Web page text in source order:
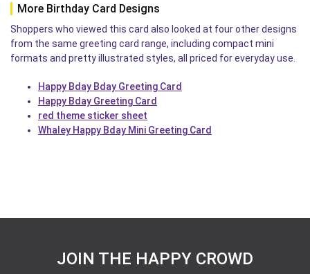
More Birthday Card Designs
Shoppers who viewed this card also looked at four other designs
from the same greeting card range, including compact mini
formats and pretty illustrated styles, all priced for everyday use.
Happy Bday Bday Greeting Card
Happy Bday Greeting Card
red theme sticker sheet
Whaley Happy Bday Mini Greeting Card
JOIN THE HAPPY CROWD